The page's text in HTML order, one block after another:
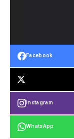
Facebook
Instagram
WhatsApp